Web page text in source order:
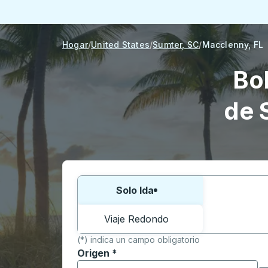
Hogar United States Sumter, SC Macclenny, FL
de
Elija una forma o viaje de ida y vuelta:
Solo Ida
Viaje Redondo
(*) indica un campo obligatorio
Origen *